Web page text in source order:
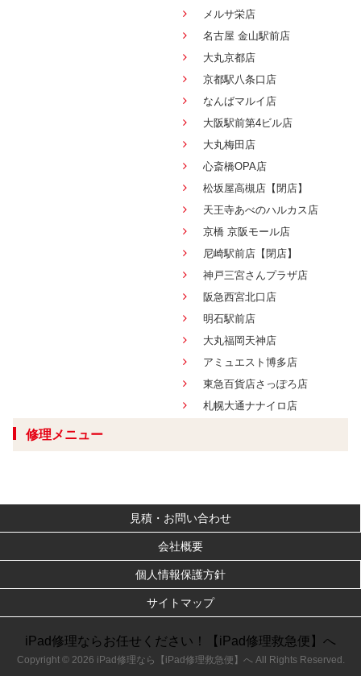
メルサ栄店
名古屋 金山駅前店
大丸京都店
京都駅八条口店
なんばマルイ店
大阪駅前第4ビル店
大丸梅田店
心斎橋OPA店
松坂屋高槻店【閉店】
天王寺あべのハルカス店
京橋 京阪モール店
尼崎駅前店【閉店】
神戸三宮さんプラザ店
阪急西宮北口店
明石駅前店
大丸福岡天神店
アミュエスト博多店
東急百貨店さっぽろ店
札幌大通ナナイロ店
修理メニュー
見積・お問い合わせ
会社概要
個人情報保護方針
サイトマップ
iPad修理ならお任せください！【iPad修理救急便】へ
Copyright © 2026 iPad修理なら【iPad修理救急便】へ All Rights Reserved.